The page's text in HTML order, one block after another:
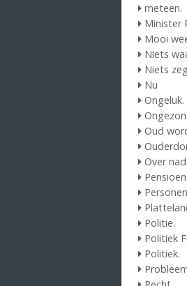
meteen.
Minister
Mooi
Niets
Niets
Nu
Ongeluk.
Oud
Over
Pensioen.
Personen
Politie.
Politiek
Politiek.